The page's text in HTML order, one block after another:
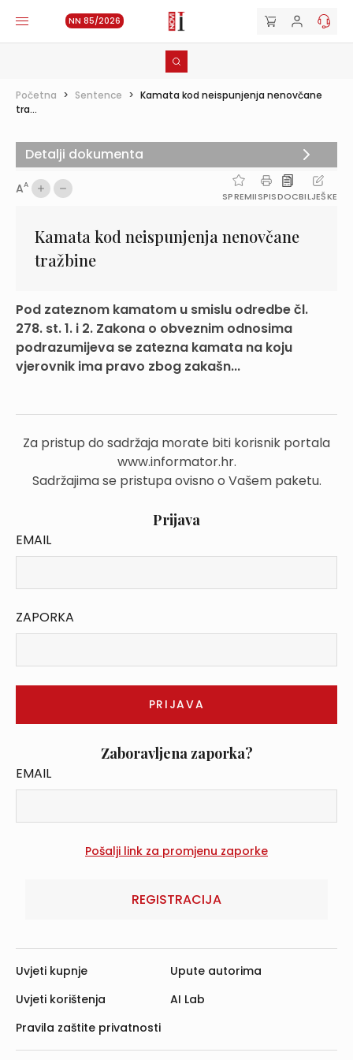
NN 85/2026
Početna > Sentence > Kamata kod neispunjenja nenovčane
tra...
AA
SPREMIISPISDOCBILJEŠKE
Kamata kod neispunjenja nenovčane
tražbine
Pod zateznom kamatom u smislu odredbe čl.
278. st. 1. i 2. Zakona o obveznim odnosima
podrazumijeva se zatezna kamata na koju
vjerovnik ima pravo zbog zakašn...
Za pristup do sadržaja morate biti korisnik portala
www.informator.hr.
Sadržajima se pristupa ovisno o Vašem paketu.
Prijava
EMAIL
ZAPORKA
Zaboravljena zaporka?
EMAIL
REGISTRACIJA
Detalji dokumenta
Uvjeti kupnje
Uvjeti korištenja
Pravila zaštite privatnosti
Upute autorima
AI Lab